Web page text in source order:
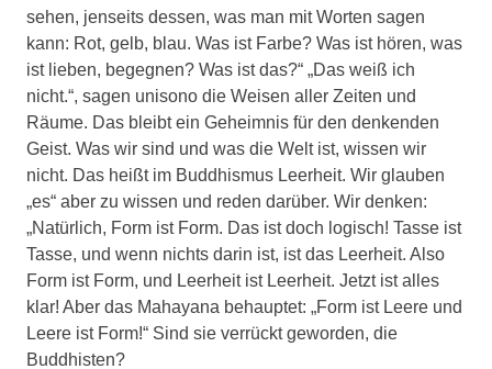
sehen, jenseits dessen, was man mit Worten sagen
kann: Rot, gelb, blau. Was ist Farbe? Was ist hören, was
ist lieben, begegnen? Was ist das?“ „Das weiß ich
nicht.“, sagen unisono die Weisen aller Zeiten und
Räume. Das bleibt ein Geheimnis für den denkenden
Geist. Was wir sind und was die Welt ist, wissen wir
nicht. Das heißt im Buddhismus Leerheit. Wir glauben
„es“ aber zu wissen und reden darüber. Wir denken:
„Natürlich, Form ist Form. Das ist doch logisch! Tasse ist
Tasse, und wenn nichts darin ist, ist das Leerheit. Also
Form ist Form, und Leerheit ist Leerheit. Jetzt ist alles
klar! Aber das Mahayana behauptet: „Form ist Leere und
Leere ist Form!“ Sind sie verrückt geworden, die
Buddhisten?